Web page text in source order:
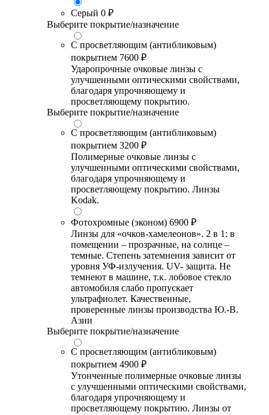
Серый 0 ₽
Выберите покрытие/назначение
С просветляющим (антибликовым)
покрытием 7600 ₽
Ударопрочные очковые линзы с
улучшенными оптическими свойствами,
благодаря упрочняющему и
просветляющему покрытию.
Выберите покрытие/назначение
С просветляющим (антибликовым)
покрытием 3200 ₽
Полимерные очковые линзы с
улучшенными оптическими свойствами,
благодаря упрочняющему и
просветляющему покрытию. Линзы
Kodak.
Фотохромные (эконом) 6900 ₽
Линзы для «очков-хамелеонов». 2 в 1: в
помещении – прозрачные, на солнце –
темные. Степень затемнения зависит от
уровня УФ-излучения. UV- защита. Не
темнеют в машине, т.к. лобовое стекло
автомобиля слабо пропускает
ультрафиолет. Качественные,
проверенные линзы производства Ю.-В.
Азии
Выберите покрытие/назначение
С просветляющим (антибликовым)
покрытием 4900 ₽
Утонченные полимерные очковые линзы
с улучшенными оптическими свойствами,
благодаря упрочняющему и
просветляющему покрытию. Линзы от